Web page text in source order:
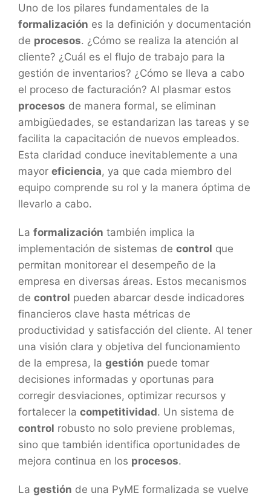
Uno de los pilares fundamentales de la
formalización es la definición y documentación
de procesos. ¿Cómo se realiza la atención al
cliente? ¿Cuál es el flujo de trabajo para la
gestión de inventarios? ¿Cómo se lleva a cabo
el proceso de facturación? Al plasmar estos
procesos de manera formal, se eliminan
ambigüedades, se estandarizan las tareas y se
facilita la capacitación de nuevos empleados.
Esta claridad conduce inevitablemente a una
mayor eficiencia, ya que cada miembro del
equipo comprende su rol y la manera óptima de
llevarlo a cabo.
La formalización también implica la
implementación de sistemas de control que
permitan monitorear el desempeño de la
empresa en diversas áreas. Estos mecanismos
de control pueden abarcar desde indicadores
financieros clave hasta métricas de
productividad y satisfacción del cliente. Al tener
una visión clara y objetiva del funcionamiento
de la empresa, la gestión puede tomar
decisiones informadas y oportunas para
corregir desviaciones, optimizar recursos y
fortalecer la competitividad. Un sistema de
control robusto no solo previene problemas,
sino que también identifica oportunidades de
mejora continua en los procesos.
La gestión de una PyME formalizada se vuelve